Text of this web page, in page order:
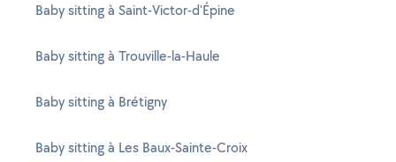
Baby sitting à Saint-Victor-d'Épine
Baby sitting à Trouville-la-Haule
Baby sitting à Brétigny
Baby sitting à Les Baux-Sainte-Croix